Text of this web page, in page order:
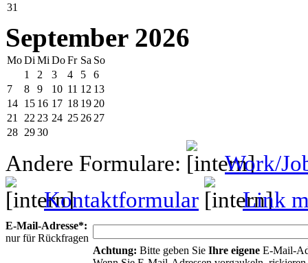
31
September 2026
MoDi Mi DoFr Sa So
1
2 3 4 5
6
7
8 9 10 11 12 13
14 15 16 17 18 19 20
21
22 23 24 25 26 27
28 2930
Andere Formulare:
Work/
Kontaktformular
Link
E-Mail-Adresse*:
nur für Rückfragen
Achtung: Bitte geben Sie Ihre eigene E-Mail-